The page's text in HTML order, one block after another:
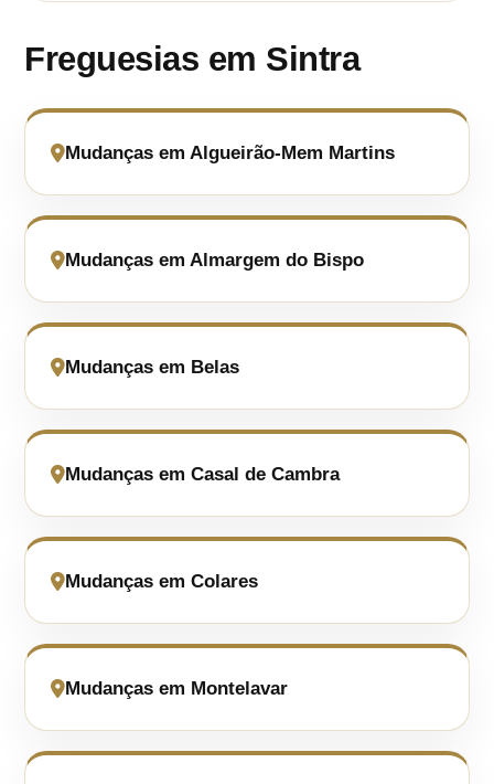
Freguesias em Sintra
Mudanças em Algueirão-Mem Martins
Mudanças em Almargem do Bispo
Mudanças em Belas
Mudanças em Casal de Cambra
Mudanças em Colares
Mudanças em Montelavar